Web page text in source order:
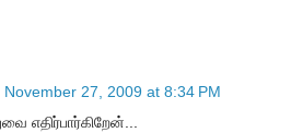
November 27, 2009 at 8:34 PM
எதிர்பார்கிறேன்...